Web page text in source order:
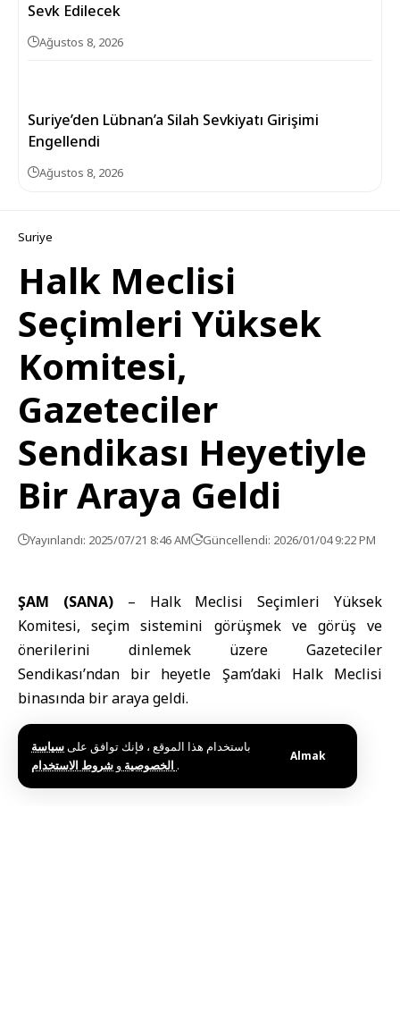
باستخدام هذا الموقع ، فإنك توافق علىسياسة
الخصوصية و .
Almak
Sevk Edilecek
Ağustos 8, 2026
Suriye’den Lübnan’a Silah Sevkiyatı Girişimi
Engellendi
Ağustos 8, 2026
Suriye
Halk Meclisi
Seçimleri Yüksek
Komitesi,
Gazeteciler
Sendikası Heyetiyle
Bir Araya Geldi
Yayınlandı: 2025/07/21 8:46 AM Güncellendi: 2026/01/04 9:22 PM
ŞAM (SANA)– Halk Meclisi Seçimleri Yüksek
Komitesi, seçim sistemini görüşmek ve görüş ve
önerilerini dinlemek üzere Gazeteciler
Sendikası’ndan bir heyetle Şam’daki Halk Meclisi
binasında bir araya geldi.
Etiketler:Gazeteciler Sendikası